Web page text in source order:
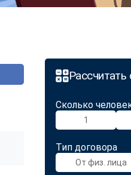
Сколько
1
Тип договора
От физ. лица